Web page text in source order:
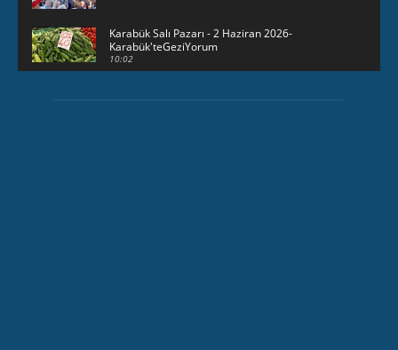
Karabük Salı Pazarı - 2 Haziran 2026-
Karabük'teGeziYorum
10:02
KarabükteGeziYorum